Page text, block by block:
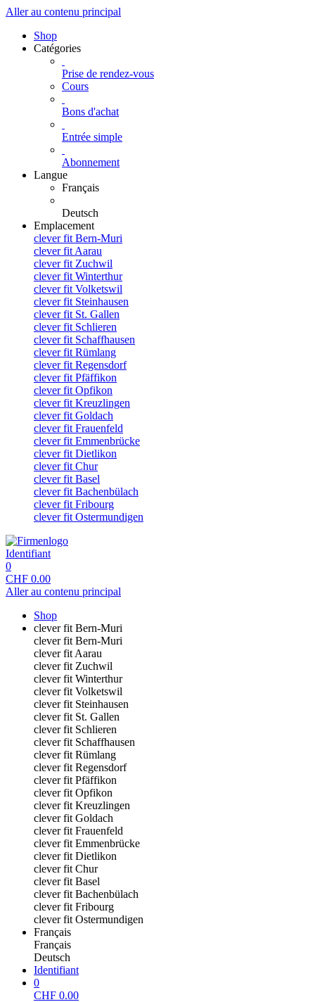
Aller au contenu principal
Shop
Catégories
Prise de rendez-vous
Cours
Bons d'achat
Entrée simple
Abonnement
Langue
Français
Deutsch
Emplacement
clever fit Bern-Muri
clever fit Aarau
clever fit Zuchwil
clever fit Winterthur
clever fit Volketswil
clever fit Steinhausen
clever fit St. Gallen
clever fit Schlieren
clever fit Schaffhausen
clever fit Rümlang
clever fit Regensdorf
clever fit Pfäffikon
clever fit Opfikon
clever fit Kreuzlingen
clever fit Goldach
clever fit Frauenfeld
clever fit Emmenbrücke
clever fit Dietlikon
clever fit Chur
clever fit Basel
clever fit Bachenbülach
clever fit Fribourg
clever fit Ostermundigen
Identifiant
0
CHF 0.00
Aller au contenu principal
Shop
clever fit Bern-Muri
clever fit Bern-Muri
clever fit Aarau
clever fit Zuchwil
clever fit Winterthur
clever fit Volketswil
clever fit Steinhausen
clever fit St. Gallen
clever fit Schlieren
clever fit Schaffhausen
clever fit Rümlang
clever fit Regensdorf
clever fit Pfäffikon
clever fit Opfikon
clever fit Kreuzlingen
clever fit Goldach
clever fit Frauenfeld
clever fit Emmenbrücke
clever fit Dietlikon
clever fit Chur
clever fit Basel
clever fit Bachenbülach
clever fit Fribourg
clever fit Ostermundigen
Français
Français
Deutsch
Identifiant
0
CHF 0.00